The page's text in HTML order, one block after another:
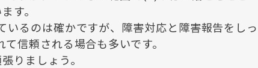
す。
るのは確かですが、障害対応と障害報告をしっ
信頼される場合も多いです。
りましょう。